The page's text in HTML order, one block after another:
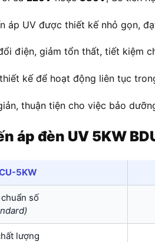
áp UV được thiết kế nhỏ gọn,
điện, giảm tổn thất, tiết kiệm
kế để hoạt động liên tục
thuận tiện cho việc bảo
áp đèn UV 5KW
5KW
số
lượng